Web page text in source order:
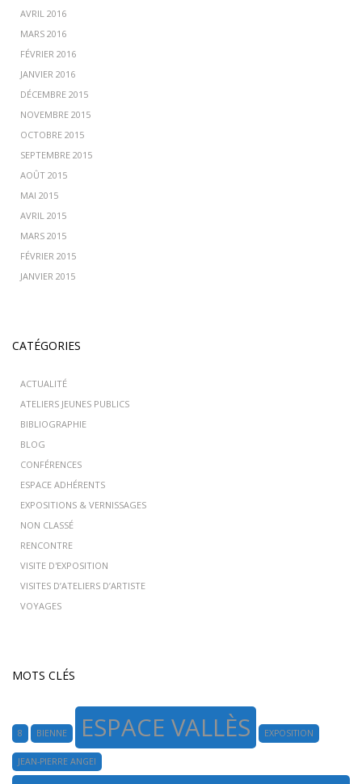
AVRIL 2016
MARS 2016
FÉVRIER 2016
JANVIER 2016
DÉCEMBRE 2015
NOVEMBRE 2015
OCTOBRE 2015
SEPTEMBRE 2015
AOÛT 2015
MAI 2015
AVRIL 2015
MARS 2015
FÉVRIER 2015
JANVIER 2015
CATÉGORIES
ACTUALITÉ
ATELIERS JEUNES PUBLICS
BIBLIOGRAPHIE
BLOG
CONFÉRENCES
ESPACE ADHÉRENTS
EXPOSITIONS & VERNISSAGES
NON CLASSÉ
RENCONTRE
VISITE D'EXPOSITION
VISITES D’ATELIERS D’ARTISTE
VOYAGES
MOTS CLÉS
8 BIENNE ESPACE VALLÈS EXPOSITION
JEAN-PIERRE ANGEI